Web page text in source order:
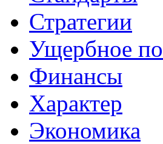
Стратегии
Ущербное
Финансы
Характер
Экономика